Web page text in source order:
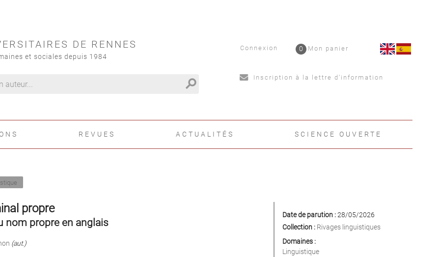
DE RENNES
et sociales depuis 1984
search
Connexion Mon panier
0
Inscription à la lettre d'information
REVUES ACTUALITÉS SCIENCE OUVERTE
propre
nom propre en anglais
(aut.)
Date de parution :28/05/2026
Collection : Rivages linguistiques
Domaines :
Linguistique